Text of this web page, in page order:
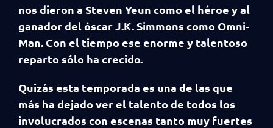
nos dieron a Steven Yeun como el héroe y al
ganador del óscar J.K. Simmons como Omni-
Man. Con el tiempo ese enorme y talentoso
reparto sólo ha crecido.
Quizás esta temporada es una de las que
más ha dejado ver el talento de todos los
involucrados con escenas tanto muy fuertes